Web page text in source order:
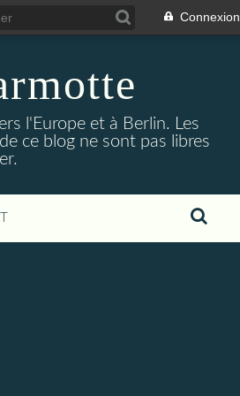
Connexion
l'Europe et à Berlin. Les
ce blog ne sont pas libres